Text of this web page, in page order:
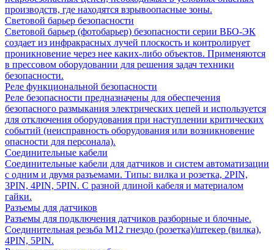
производств, где находятся взрывоопасные зоны.
Световой барьер безопасности
Световой барьер (фотобарьер) безопасности серии ВБО-ЭК
создает из инфракрасных лучей плоскость и контролирует
проникновение через нее каких-либо объектов. Применяются
в прессовом оборудовании для решения задач техники
безопасности.
Реле функциональной безопасности
Реле безопасности предназначены для обеспечения
безопасного размыкания электрических цепей и используется
для отключения оборудования при наступлении критических
событий (неисправность оборудования или возникновение
опасности для персонала).
Соединительные кабели
Соединительные кабели для датчиков и систем автоматизации
с одним и двумя разъемами. Типы: вилка и розетка, 2PIN,
3PIN, 4PIN, 5PIN. С разной длиной кабеля и материалом
гайки.
Разъемы для датчиков
Разъемы для подключения датчиков разборные и блочные.
Соединительная резьба М12 гнездо (розетка)/штекер (вилка),
4PIN, 5PIN.